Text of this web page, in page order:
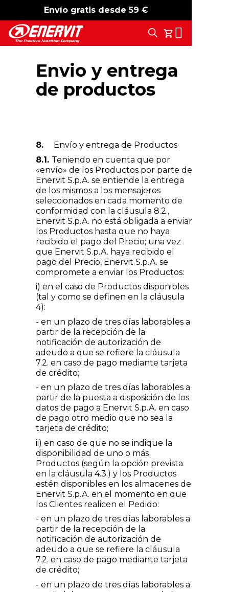
Envío gratis desde 59 €
-15% free shipping
Tu Carrito
Search
Envio y entrega
de productos
8. Envío y entrega de Productos
8.1. Teniendo en cuenta que por
«envío» de los Productos por parte de
Enervit S.p.A. se entiende la entrega
de los mismos a los mensajeros
seleccionados en cada momento de
conformidad con la cláusula 8.2.,
Enervit S.p.A. no está obligada a enviar
los Productos hasta que no haya
recibido el pago del Precio; una vez
que Enervit S.p.A. haya recibido el
pago del Precio, Enervit S.p.A. se
compromete a enviar los Productos:
i) en el caso de Productos disponibles
(tal y como se definen en la cláusula
4):
- en un plazo de tres días laborables a
partir de la recepción de la
notificación de autorización de
adeudo a que se refiere la cláusula
7.2. en caso de pago mediante tarjeta
de crédito;
- en un plazo de tres días laborables a
partir de la puesta a disposición de los
datos de pago a Enervit S.p.A. en caso
de pago otro medio que no sea la
tarjeta de crédito;
ii) en caso de que no se indique la
disponibilidad de uno o más
Productos (según la opción prevista
en la cláusula 4.3.) y los Productos
estén disponibles en los almacenes de
Enervit S.p.A. en el momento en que
los Clientes realicen el Pedido:
- en un plazo de tres días laborables a
partir de la recepción de la
notificación de autorización de
adeudo a que se refiere la cláusula
7.2. en caso de pago mediante tarjeta
de crédito;
- en un plazo de tres días laborables a